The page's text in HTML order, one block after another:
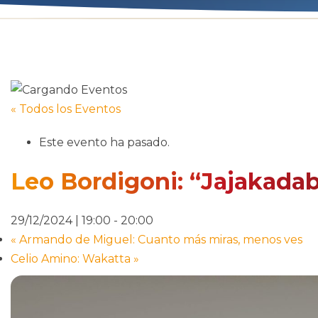
« Todos los Eventos
Este evento ha pasado.
Leo Bordigoni:
29/12/2024 | 19:00 - 20:00
« Armando de Miguel: Cuanto más miras, menos ves
Celio Amino: Wakatta »